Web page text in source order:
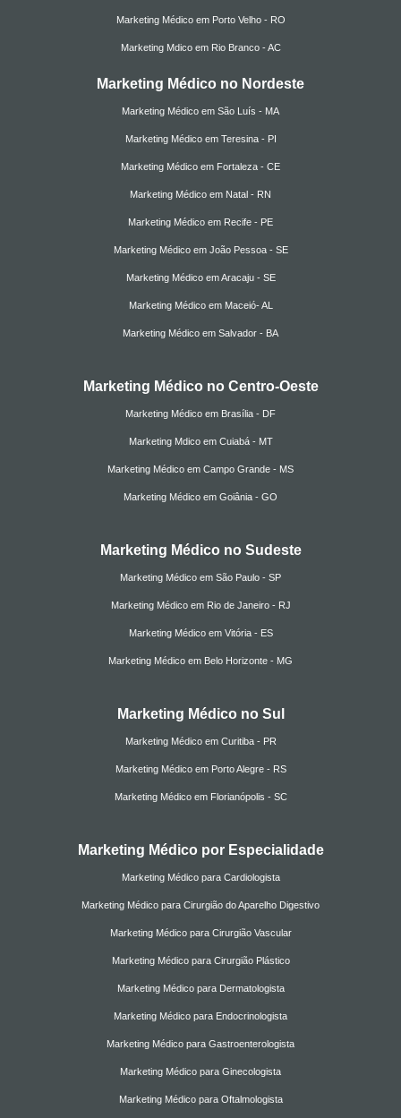
Marketing Médico em Porto Velho - RO
Marketing Mdico em Rio Branco - AC
Marketing Médico no Nordeste
Marketing Médico em São Luís - MA
Marketing Médico em Teresina - PI
Marketing Médico em Fortaleza - CE
Marketing Médico em Natal - RN
Marketing Médico em Recife - PE
Marketing Médico em João Pessoa - SE
Marketing Médico em Aracaju - SE
Marketing Médico em Maceió- AL
Marketing Médico em Salvador - BA
Marketing Médico no Centro-Oeste
Marketing Médico em Brasília - DF
Marketing Mdico em Cuiabá - MT
Marketing Médico em Campo Grande - MS
Marketing Médico em Goiânia - GO
Marketing Médico no Sudeste
Marketing Médico em São Paulo - SP
Marketing Médico em Rio de Janeiro - RJ
Marketing Médico em Vitória - ES
Marketing Médico em Belo Horizonte - MG
Marketing Médico no Sul
Marketing Médico em Curitiba - PR
Marketing Médico em Porto Alegre - RS
Marketing Médico em Florianópolis - SC
Marketing Médico por Especialidade
Marketing Médico para Cardiologista
Marketing Médico para Cirurgião do Aparelho Digestivo
Marketing Médico para Cirurgião Vascular
Marketing Médico para Cirurgião Plástico
Marketing Médico para Dermatologista
Marketing Médico para Endocrinologista
Marketing Médico para Gastroenterologista
Marketing Médico para Ginecologista
Marketing Médico para Oftalmologista